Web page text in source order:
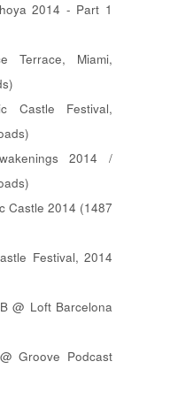
2014 - Part 1
Terrace, Miami,
Castle Festival,
2014 /
Castle 2014 (1487
Festival, 2014
@ Loft Barcelona
Groove Podcast